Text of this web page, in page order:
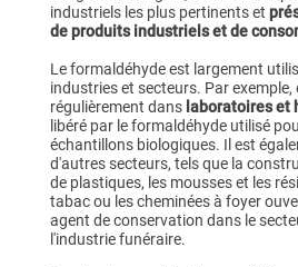
industriels les plus pertinents et
de produits industriels et de
Le formaldéhyde est largement
industries et secteurs. Par exemple,
régulièrement dans laboratoires et
libéré par le formaldéhyde utilisé
échantillons biologiques. Il est
d'autres secteurs, tels que la
de plastiques, les mousses et les
tabac ou les cheminées à foyer
agent de conservation dans le
l'industrie funéraire.